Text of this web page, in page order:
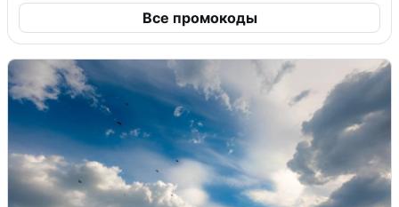
Все промокоды